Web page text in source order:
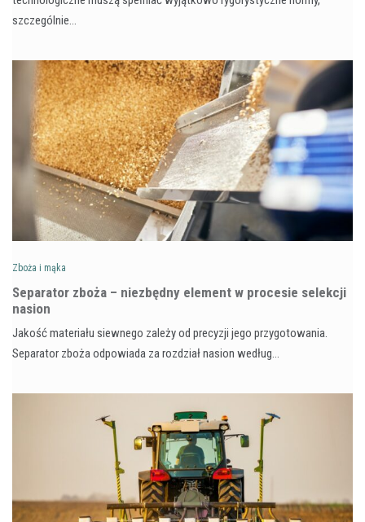
szczególnie…
Zboża i mąka
Separator zboża – niezbędny element w procesie selekcji
nasion
Jakość materiału siewnego zależy od precyzji jego przygotowania.
Separator zboża odpowiada za rozdział nasion według…